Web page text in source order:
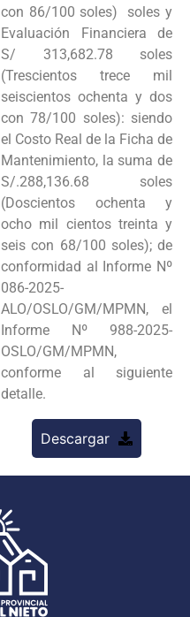
con 86/100 soles) soles y
Evaluación Financiera de
S/ 313,682.78 soles
(Trescientos trece mil
seiscientos ochenta y dos
con 78/100 soles): siendo
el Costo Real de la Ficha de
Mantenimiento, la suma de
S/.288,136.68 soles
(Doscientos ochenta y
ocho mil cientos treinta y
seis con 68/100 soles); de
conformidad al Informe Nº
086-2025-
ALO/OSLO/GM/MPMN, el
Informe Nº 988-2025-
OSLO/GM/MPMN,
conforme al siguiente
detalle.
Descargar